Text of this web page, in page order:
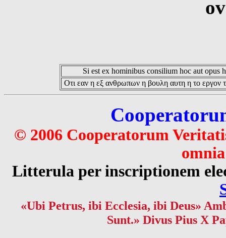
Si est ex hominibus consilium hoc aut opus
Οτι εαν η εξ ανθρωπων η βουλη αυτη η το εργον
© 2006 Cooperatorum
Litterula per inscriptionem
«Ubi Petrus, ibi Ecclesia, ibi Deus»
Sunt.» Divus Pius X